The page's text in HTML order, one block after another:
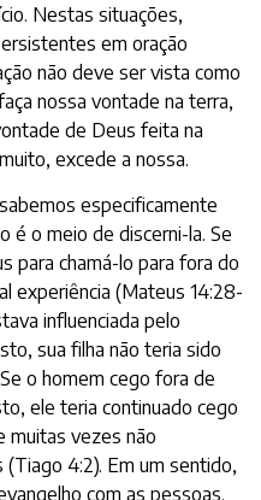
Nestas situações,
em oração
não deve ser vista como
nossa vontade na terra,
de Deus feita na
excede a nossa.
especificamente
é o meio de discerni-la. Se
para chamá-lo para fora do
experiência (Mateus 14:28-
influenciada pelo
sua filha não teria sido
o homem cego fora de
ele teria continuado cego
muitas vezes não
4:2). Em um sentido,
com as pessoas.